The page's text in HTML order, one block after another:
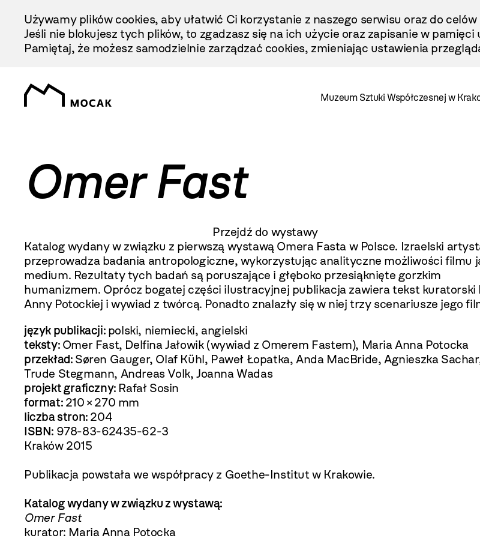
Treści
Używamy plików cookies, aby ułatwić Ci korzystanie z naszego serwisu oraz do
Jeśli nie blokujesz tych plików, to zgadzasz się na ich użycie oraz zapisanie w pamięci
Pamiętaj, że możesz samodzielnie zarządzać cookies, zmieniając ustawienia
Muzeum Sztuki Współczesnej w
Omer Fast
Przejdź do wystawy
Katalog wydany w związku z pierwszą wystawą Omera Fasta w Polsce. Izraelski
przeprowadza badania antropologiczne, wykorzystując analityczne możliwości filmu
medium. Rezultaty tych badań są poruszające i głęboko przesiąknięte gorzkim
humanizmem. Oprócz bogatej części ilustracyjnej publikacja zawiera tekst kuratorski
Anny Potockiej i wywiad z twórcą. Ponadto znalazły się w niej trzy scenariusze jego
język publikacji: polski, niemiecki, angielski
teksty: Omer Fast, Delfina Jałowik (wywiad z Omerem Fastem), Maria Anna Potocka
przekład: Søren Gauger, Olaf Kühl, Paweł Łopatka, Anda MacBride, Agnieszka
Trude Stegmann, Andreas Volk, Joanna Wadas
projekt graficzny: Rafał Sosin
format: 210 × 270 mm
liczba stron: 204
ISBN: 978-83-62435-62-3
Kraków 2015
Publikacja powstała we współpracy z Goethe-Institut w Krakowie.
Katalog wydany w związku z wystawą:
Omer Fast
kurator: Maria Anna Potocka